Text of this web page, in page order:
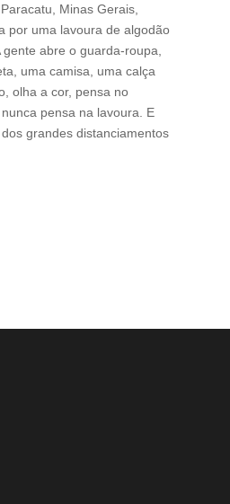
Minas Gerais,
por uma lavoura de algodão
abre o guarda-roupa,
uma camisa, uma calça
olha a cor, pensa no
pensa na lavoura. E
grandes distanciamentos